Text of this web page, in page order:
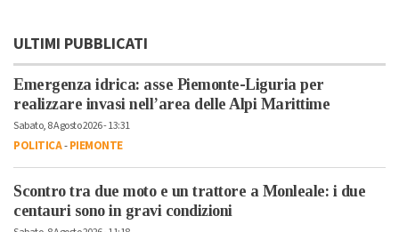
ULTIMI PUBBLICATI
Emergenza idrica: asse Piemonte-Liguria per
realizzare invasi nell’area delle Alpi Marittime
Sabato, 8 Agosto 2026 - 13:31
POLITICA-PIEMONTE
Scontro tra due moto e un trattore a Monleale: i due
centauri sono in gravi condizioni